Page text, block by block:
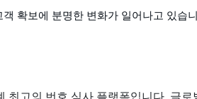
객 확보에 분명한 변화가 일어나고 있습